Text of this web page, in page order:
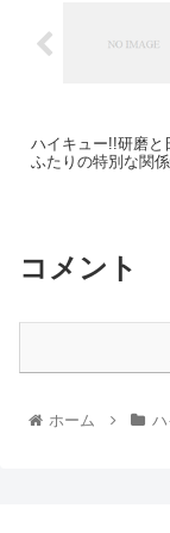
ハイキュー!!研磨と
ふたりの特別な関
コメント
ホーム